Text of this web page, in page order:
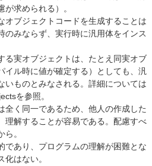
求められる）。
オブジェクトコードを生成することは
のみならず、実行時に汎用体をインス
る実オブジェクトは、たとえ同実オブ
イル時に値が確定する）としても、汎
いものとみなされる。詳細については
を参照。
全く同一であるため、他人の作成した
理解することが容易である。配慮すべ
。
であり、プログラムの理解が困難とな
はない。